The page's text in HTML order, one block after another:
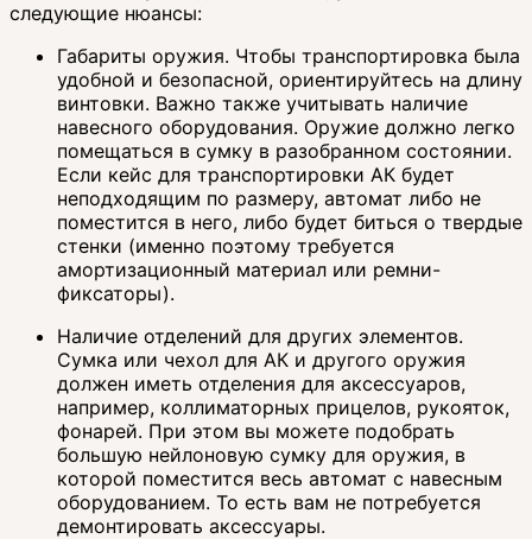
следующие нюансы:
Габариты оружия. Чтобы транспортировка была
удобной и безопасной, ориентируйтесь на длину
винтовки. Важно также учитывать наличие
навесного оборудования. Оружие должно легко
помещаться в сумку в разобранном состоянии.
Если кейс для транспортировки АК будет
неподходящим по размеру, автомат либо не
поместится в него, либо будет биться о твердые
стенки (именно поэтому требуется
амортизационный материал или ремни-
фиксаторы).
Наличие отделений для других элементов.
Сумка или чехол для АК и другого оружия
должен иметь отделения для аксессуаров,
например, коллиматорных прицелов, рукояток,
фонарей. При этом вы можете подобрать
большую нейлоновую сумку для оружия, в
которой поместится весь автомат с навесным
оборудованием. То есть вам не потребуется
демонтировать аксессуары.